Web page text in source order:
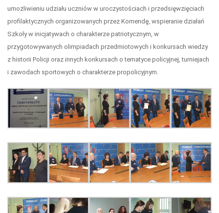
umożliwieniu udziału uczniów w uroczystościach i przedsięwzięciach
profilaktycznych organizowanych przez Komendę, wspieranie działań
Szkoły w inicjatywach o charakterze patriotycznym, w
przygotowywanych olimpiadach przedmiotowych i konkursach wiedzy
z historii Policji oraz innych konkursach o tematyce policyjnej, turniejach
i zawodach sportowych o charakterze propolicyjnym.